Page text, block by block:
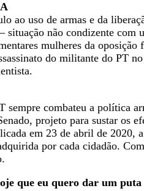
ao uso de armas e da
situação não condizente
mulheres da
do militante do PT
sempre combateu a política
projeto para sustar os
em 23 de abril de
por cada cidadão.
que eu quero dar um